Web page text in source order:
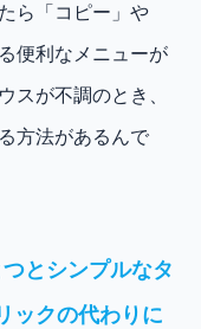
ら「コピー」や
便利なメニューが
スが不調のとき、
方法があるんで
とシンプルなタ
ックの代わりに